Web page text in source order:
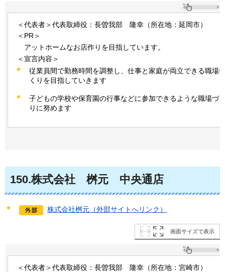
＜代表者＞代表取締役：長曽我部 隆幸 （所在地：延岡市）
＜PR＞
アットホームなお店作りを目指しています。
＜宣言内容＞
従業員間で勤務時間を調整し、仕事と家庭が両立できる職場
くりを目指していきます
子どもの学校や保育園の行事などに参加できるような職場づ
りに努めます
150.株式会社 桝元 中央通店
株式会社桝元（外部サイトへリンク）
画面サイズで表示
＜代表者＞代表取締役：長曽我部 隆幸 （所在地：宮崎市）